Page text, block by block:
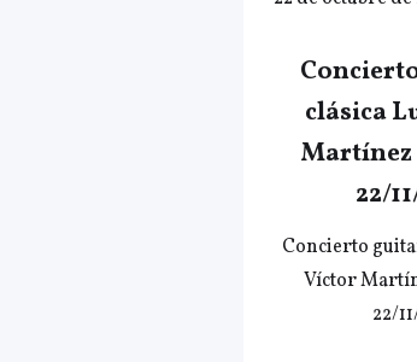
clásica
Martínez
22/
Concierto
Víctor
22/